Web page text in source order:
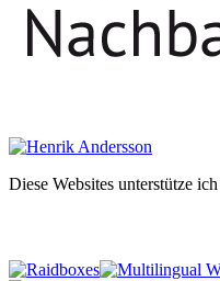
Diese Websites unterstütze